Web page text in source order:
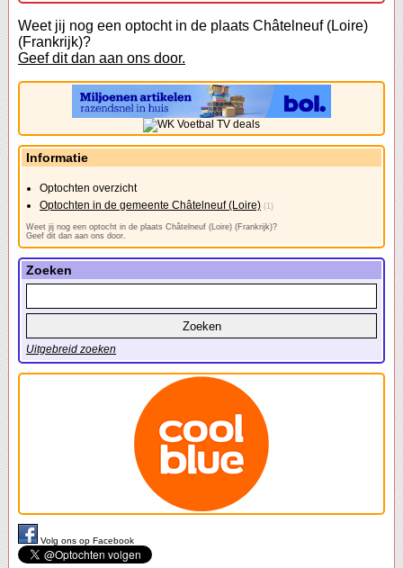
Weet jij nog een optocht in de plaats Châtelneuf (Loire)
(Frankrijk)?
Geef dit dan aan ons door.
Informatie
Optochten overzicht
Optochten in de gemeente Châtelneuf (Loire) (1)
Weet jij nog een optocht in de plaats Châtelneuf (Loire) (Frankrijk)?
Geef dit dan aan ons door.
Zoeken
Uitgebreid zoeken
Volg ons op Facebook